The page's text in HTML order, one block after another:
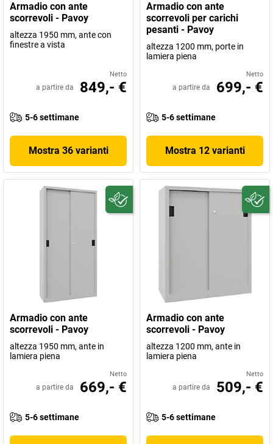
Armadio con ante
scorrevoli - Pavoy
altezza 1950 mm, ante con
finestre a vista
Netto
a partire da 849,- €
5-6 settimane
Mostra 36 varianti
Armadio con ante
scorrevoli per carichi
pesanti - Pavoy
altezza 1200 mm, porte in
lamiera piena
Netto
a partire da 699,- €
5-6 settimane
Mostra 12 varianti
Armadio con ante
scorrevoli - Pavoy
altezza 1950 mm, ante in
lamiera piena
Netto
a partire da 669,- €
5-6 settimane
Armadio con ante
scorrevoli - Pavoy
altezza 1200 mm, ante in
lamiera piena
Netto
a partire da 509,- €
5-6 settimane